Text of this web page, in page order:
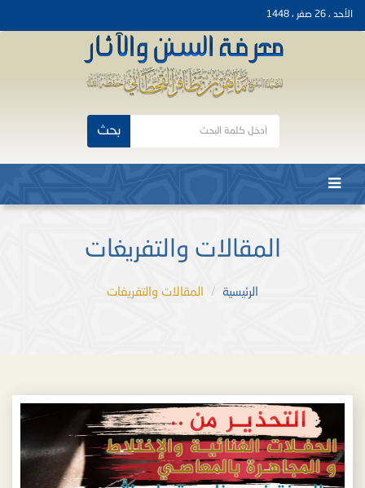
الأحد ، 26 صفر ، 1448
بحث
المقالات والتفريغات
الرئيسية المقالات والتفريغات